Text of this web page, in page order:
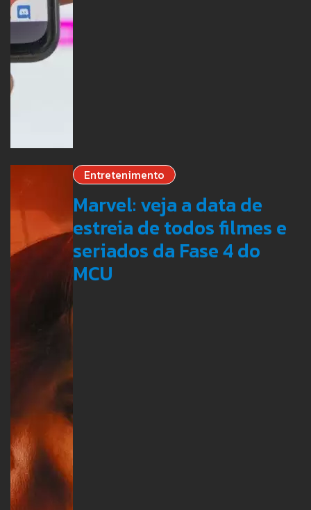
Entretenimento
Marvel: veja a data de
estreia de todos filmes e
seriados da Fase 4 do
MCU